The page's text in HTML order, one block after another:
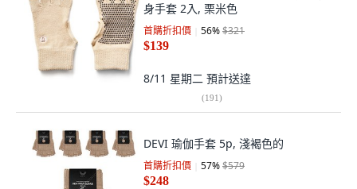
身手套 2入, 栗米色
首購折扣價 56%$321
$139
8/11 星期二 預計送達
(191)
DEVI 瑜伽手套 5p, 淺褐色的
首購折扣價 57%$579
$248